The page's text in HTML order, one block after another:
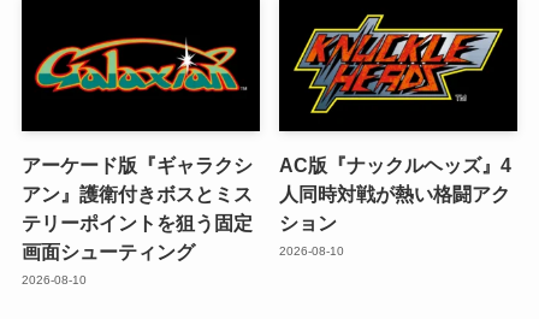
アーケード版『ギャラクシ
アン』護衛付きボスとミス
テリーポイントを狙う固定
画面シューティング
2026-08-10
AC版『ナックルヘッズ』4
人同時対戦が熱い格闘アク
ション
2026-08-10